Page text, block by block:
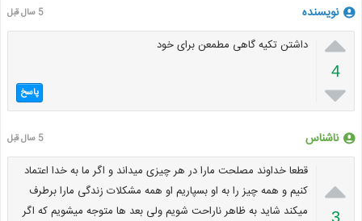
نویسنده 5 سال قبل

4

داشتن تکیه گاهی مطمعن برای خود
پاسخ
ناشناس 5 سال قبل

3
قطعا خداوند مصلحت مارا در هر چیزی میداند و اگر ما به خدا اعتماد
کنیم و همه چیز را به او بسپاریم او همه مشکلات زندگی مارا برطرف
میکند شاید به ظاهر ناراحت شویم ولی بعد ها متوجه میشویم که اگر